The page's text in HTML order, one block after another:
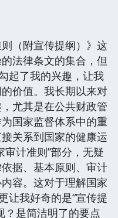
（附宣传提纲）》这
法律条文的集合，但
起了我的兴趣，让我
价值。我长期以来对
尤其是在公共财政管
国家监督体系中的重
关系到国家的健康运
计准则”部分，无疑
据、基本原则、审计
容。这对于理解国家
让我好奇的是“宣传提
？是简洁明了的要点